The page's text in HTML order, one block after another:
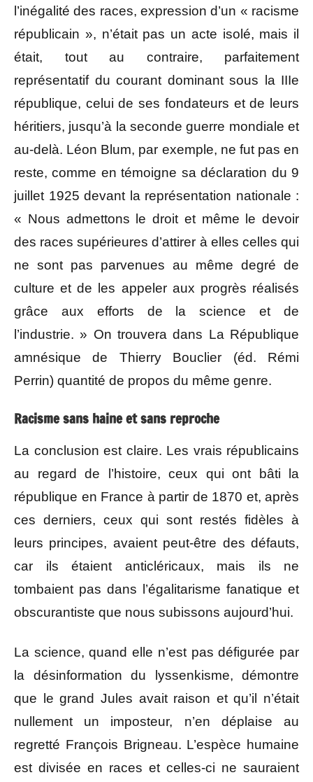
l’inégalité des races, expression d’un « racisme
républicain », n’était pas un acte isolé, mais il
était, tout au contraire, parfaitement
représentatif du courant dominant sous la IIIe
république, celui de ses fondateurs et de leurs
héritiers, jusqu’à la seconde guerre mondiale et
au-delà. Léon Blum, par exemple, ne fut pas en
reste, comme en témoigne sa déclaration du 9
juillet 1925 devant la représentation nationale :
« Nous admettons le droit et même le devoir
des races supérieures d’attirer à elles celles qui
ne sont pas parvenues au même degré de
culture et de les appeler aux progrès réalisés
grâce aux efforts de la science et de
l’industrie. » On trouvera dans La République
amnésique de Thierry Bouclier (éd. Rémi
Perrin) quantité de propos du même genre.
Racisme sans haine et sans reproche
La conclusion est claire. Les vrais républicains
au regard de l’histoire, ceux qui ont bâti la
république en France à partir de 1870 et, après
ces derniers, ceux qui sont restés fidèles à
leurs principes, avaient peut-être des défauts,
car ils étaient anticléricaux, mais ils ne
tombaient pas dans l’égalitarisme fanatique et
obscurantiste que nous subissons aujourd’hui.
La science, quand elle n’est pas défigurée par
la désinformation du lyssenkisme, démontre
que le grand Jules avait raison et qu’il n’était
nullement un imposteur, n’en déplaise au
regretté François Brigneau. L’espèce humaine
est divisée en races et celles-ci ne sauraient